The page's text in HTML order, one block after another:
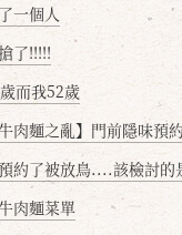
一個人
了!!!!!
而我52歲
肉麵之亂】門前隱味預約
約了被放鳥....該檢討的
肉麵菜單